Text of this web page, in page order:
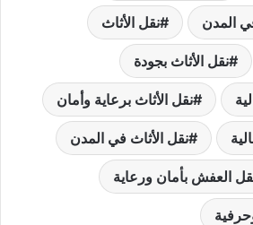
المدن نقل الأثاث
نقل الأثاث بجودة
نقل الأثاث برعاية وأمان
نقل الأثاث في المدن
العفش بأمان ورعاية